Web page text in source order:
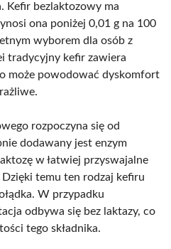
Kefir bezlaktozowy ma
ona poniżej 0,01 g na 100
wyborem dla osób z
tradycyjny kefir zawiera
może powodować dyskomfort
rozpoczyna się od
dodawany jest enzym
w łatwiej przyswajalne
temu ten rodzaj kefiru
W przypadku
odbywa się bez laktazy, co
tego składnika.